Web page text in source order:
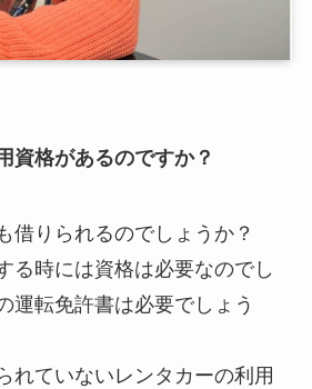
資格があるのですか？
借りられるのでしょうか？
る時には資格は必要なのでし
転免許書は必要でしょう
れていないレンタカーの利用